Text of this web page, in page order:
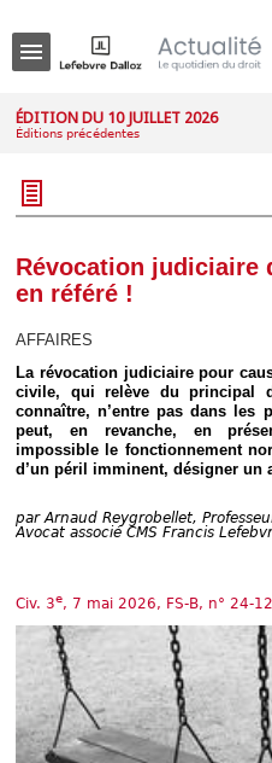
IT
ÉDITION DU 10 JUILLET 2026
Éditions précédentes
Révocation judiciaire
en référé !
AFFAIRES
La révocation judiciaire pour
civile, qui relève du principal
connaître, n’entre pas dans les
peut, en revanche, en
impossible le fonctionnement
d’un péril imminent, désigner un
par Arnaud Reygrobellet,
Avocat associé CMS Francis
Civ. 3e, 7 mai 2026, FS-B, n° 24-